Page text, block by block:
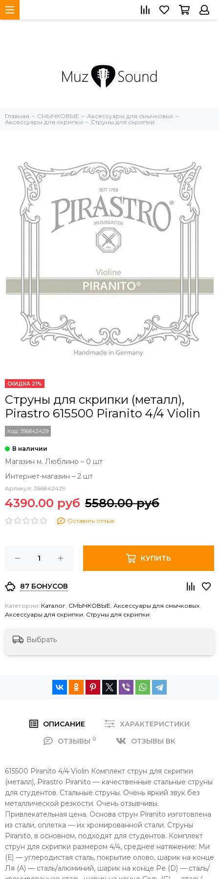
Главная СМЫЧКОВЫЕ
Аксессуары для смычковых
Аксессуары для скрипки
Струны для скрипки
СКИДКА 21%
Струны для скрипки (металл),
Pirastro 615500 Piranito 4/4 Violin
Код: 356842429
Магазин м. Люблино – 0 шт
Интернет-магазин – 2 шт
Артикул: 356842429
4390.00 руб 5580.00 руб
Оставить отзыв
КУПИТЬ
87 БОНУСОВ
Категории: Каталог, СМЫЧКОВЫЕ, Аксессуары для смычковых,
Аксессуары для скрипки, Струны для скрипки
Выбрать
ОПИСАНИЕ
ХАРАКТЕРИСТИКИ
ОТЗЫВЫ 0 ОТЗЫВЫ ВК
615500 Piranito 4/4 Violin Комплект струн для скрипки
(металл), Pirastro Piranito — качественные стальные струны
для студентов. Стальные струны. Очень яркий звук без
металлической резкости. Очень отзывчивы.
Привлекательная цена. Основа струн Piranito изготовлена
из стали, оплетка — их хромированной стали. Струны
Piranito, в основном, подходят для студентов. Комплект
струн для скрипки размером 4/4, среднее натяжение: Ми
(Е) — углеродистая сталь, покрытие олово, шарик на конце
Ля (А) — сталь/алюминий, шарик на конце Ре (D) — сталь/